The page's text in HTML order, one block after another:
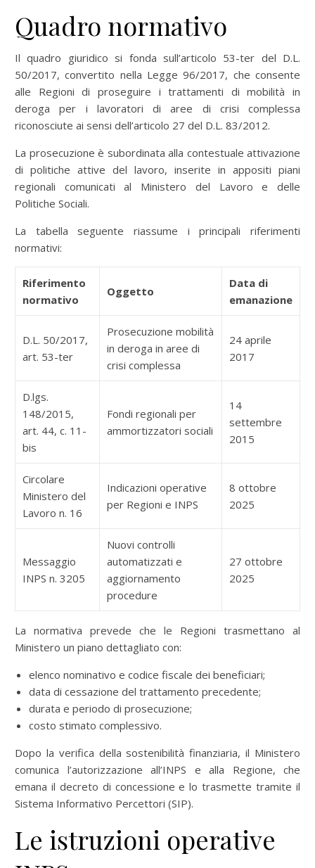
Quadro normativo
Il quadro giuridico si fonda sull’articolo 53-ter del D.L.
50/2017, convertito nella Legge 96/2017, che consente
alle Regioni di proseguire i trattamenti di mobilità in
deroga per i lavoratori di aree di crisi complessa
riconosciute ai sensi dell’articolo 27 del D.L. 83/2012.
La prosecuzione è subordinata alla contestuale attivazione
di politiche attive del lavoro, inserite in appositi piani
regionali comunicati al Ministero del Lavoro e delle
Politiche Sociali.
La tabella seguente riassume i principali riferimenti
normativi:
Riferimento
normativo
Oggetto
Data di
emanazione
D.L. 50/2017,
art. 53-ter
Prosecuzione mobilità
in deroga in aree di
crisi complessa
24 aprile
2017
D.lgs.
148/2015,
art. 44, c. 11-
bis
Fondi regionali per
ammortizzatori sociali
14
settembre
2015
Circolare
Ministero del
Lavoro n. 16
Indicazioni operative
per Regioni e INPS
8 ottobre
2025
Messaggio
INPS n. 3205
Nuovi controlli
automatizzati e
aggiornamento
procedure
27 ottobre
2025
La normativa prevede che le Regioni trasmettano al
Ministero un piano dettagliato con:
elenco nominativo e codice fiscale dei beneficiari;
data di cessazione del trattamento precedente;
durata e periodo di prosecuzione;
costo stimato complessivo.
Dopo la verifica della sostenibilità finanziaria, il Ministero
comunica l’autorizzazione all’INPS e alla Regione, che
emana il decreto di concessione e lo trasmette tramite il
Sistema Informativo Percettori (SIP).
Le istruzioni operative